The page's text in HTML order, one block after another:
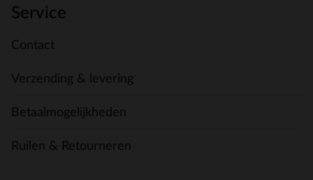
Service
Contact
Verzending & levering
Betaalmogelijkheden
Ruilen & Retourneren